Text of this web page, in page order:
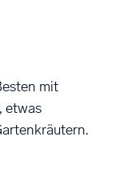
mit
etwas